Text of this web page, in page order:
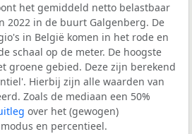
het gemiddeld netto belastbaar
2022 in de buurt Galgenberg. De
in België komen in het rode en
schaal op de meter. De hoogste
groene gebied. Deze zijn berekend
Hierbij zijn alle waarden van
Zoals de mediaan een 50%
over het (gewogen)
en percentieel.